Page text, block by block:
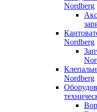
Nordberg
Nordberg
Nordberg